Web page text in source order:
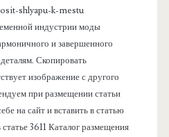
shlyapu-k-mestu
индустрии моды
и завершенного
Скопировать
изображение с другого
при размещении статьи
на сайт и вставить в статью
3611 Каталог размещения